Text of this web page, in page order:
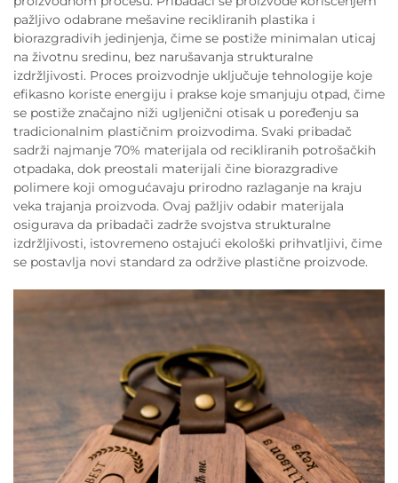
pažljivo odabrane mešavine recikliranih plastika i
biorazgradivih jedinjenja, čime se postiže minimalan uticaj
na životnu sredinu, bez narušavanja strukturalne
izdržljivosti. Proces proizvodnje uključuje tehnologije koje
efikasno koriste energiju i prakse koje smanjuju otpad, čime
se postiže značajno niži ugljenični otisak u poređenju sa
tradicionalnim plastičnim proizvodima. Svaki pribadač
sadrži najmanje 70% materijala od recikliranih potrošačkih
otpadaka, dok preostali materijali čine biorazgradive
polimere koji omogućavaju prirodno razlaganje na kraju
veka trajanja proizvoda. Ovaj pažljiv odabir materijala
osigurava da pribadači zadrže svojstva strukturalne
izdržljivosti, istovremeno ostajući ekološki prihvatljivi, čime
se postavlja novi standard za održive plastične proizvode.